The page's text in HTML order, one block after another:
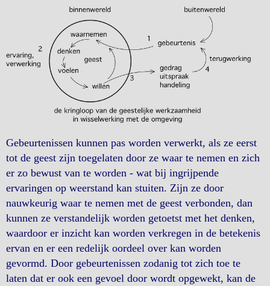
Gebeurtenissen kunnen pas worden verwerkt, als ze eerst
tot de geest zijn toegelaten door ze waar te nemen en zich
er zo bewust van te worden - wat bij ingrijpende
ervaringen op weerstand kan stuiten. Zijn ze door
nauwkeurig waar te nemen met de geest verbonden, dan
kunnen ze verstandelijk worden getoetst met het denken,
waardoor er inzicht kan worden verkregen in de betekenis
ervan en er een redelijk oordeel over kan worden
gevormd. Door gebeurtenissen zodanig tot zich toe te
laten dat er ook een gevoel door wordt opgewekt, kan de